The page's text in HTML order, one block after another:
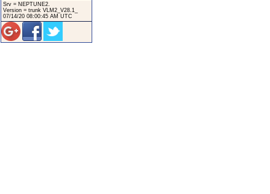
Srv = NEPTUNE2.
Version = trunk VLM2_V28.1_
07/14/20 08:00:45 AM UTC